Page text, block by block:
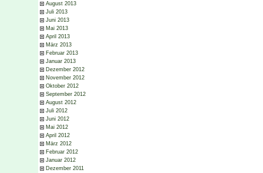
August 2013
Juli 2013
Juni 2013
Mai 2013
April 2013
März 2013
Februar 2013
Januar 2013
Dezember 2012
November 2012
Oktober 2012
September 2012
August 2012
Juli 2012
Juni 2012
Mai 2012
April 2012
März 2012
Februar 2012
Januar 2012
Dezember 2011